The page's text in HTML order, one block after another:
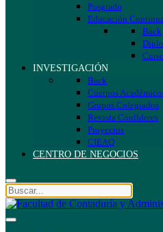
Posgrado
Educación
Back
INVESTIGACIÓN
Back
Cuerpos
Grupos Colegiados
Revista Conlíderes
Proyectos
CIEAQ
CENTRO DE NEGOCIOS